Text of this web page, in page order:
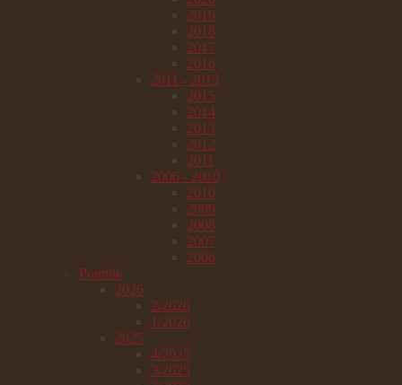
2019
2018
2017
2016
2011 - 2015
2015
2014
2013
2012
2011
2006 - 2010
2010
2009
2008
2007
2006
Poutník
2026
2/2026
1/2026
2025
4/2025
3/2025